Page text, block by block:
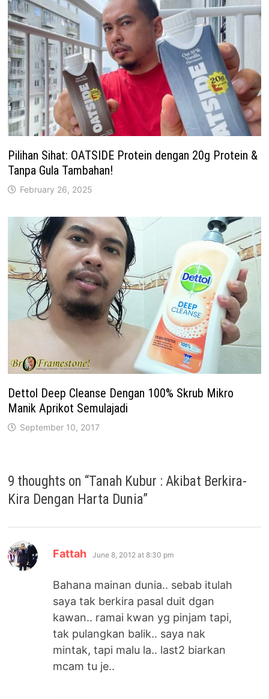
Pilihan Sihat: OATSIDE Protein dengan 20g Protein &
Tanpa Gula Tambahan!
February 26, 2025
Dettol Deep Cleanse Dengan 100% Skrub Mikro
Manik Aprikot Semulajadi
September 10, 2017
9 thoughts on “Tanah Kubur : Akibat Berkira-
Kira Dengan Harta Dunia”
Fattah says:
June 8, 2012 at 8:30 pm
Bahana mainan dunia.. sebab itulah
saya tak berkira pasal duit dgan
kawan.. ramai kwan yg pinjam tapi,
tak pulangkan balik.. saya nak
mintak, tapi malu la.. last2 biarkan
mcam tu je..